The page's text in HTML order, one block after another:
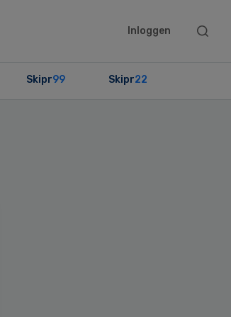
Inloggen
Search
Skipr99 Skipr22